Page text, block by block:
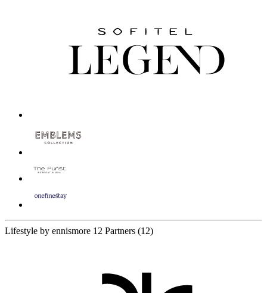
Lifestyle by ennismore 12 Partners (12)